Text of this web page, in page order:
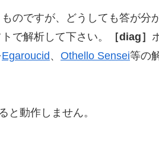
のですが、どうしても答が分
で解析して下さい。
［diag］
Egaroucid、 Othello Sensei等の
動作しません。